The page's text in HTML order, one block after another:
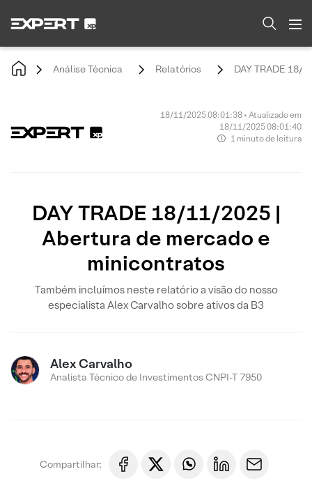
Análise Técnica Relatórios DAY TRADE 18/
18/11/2025 08:01:38 • Atualizado em
18/11/2025 08:01:40
1 minuto de leitura
DAY TRADE 18/11/2025 |
Abertura de mercado e
minicontratos
Também incluímos neste relatório a visão do nosso
especialista Alex Carvalho sobre ativos da B3
Alex Carvalho
Analista Técnico de Investimentos CNPI-T 7950
Compartilhar: